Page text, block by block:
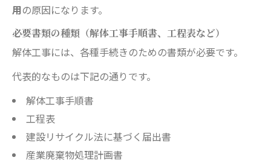
用の原因になります。
必要書類の種類（解体工事手順書、工程表など）
解体工事には、各種手続きのための書類が必要です。
代表的なものは下記の通りです。
解体工事手順書
工程表
建設リサイクル法に基づく届出書
産業廃棄物処理計画書